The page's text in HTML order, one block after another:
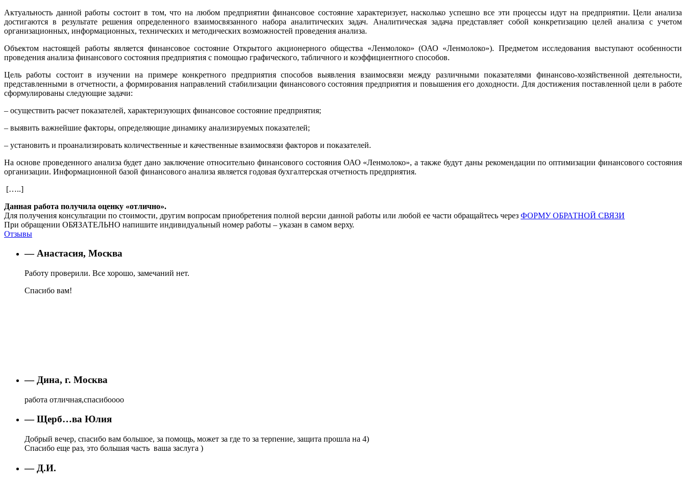
Актуальность данной работы состоит в том, что на любом предприятии финансовое состояние характеризует, насколько успешно все эти процессы идут на предприятии. Цели анализа
достигаются в результате решения определенного взаимосвязанного набора аналитических задач. Аналитическая задача представляет собой конкретизацию целей анализа с учетом
организационных, информационных, технических и методических возможностей проведения анализа.
Объектом настоящей работы является финансовое состояние Открытого акционерного общества «Ленмолоко» (ОАО «Ленмолоко»). Предметом исследования выступают особенности
проведения анализа финансового состояния предприятия с помощью графического, табличного и коэффициентного способов.
Цель работы состоит в изучении на примере конкретного предприятия способов выявления взаимосвязи между различными показателями финансово-хозяйственной деятельности,
представленными в отчетности, а формирования направлений стабилизации финансового состояния предприятия и повышения его доходности. Для достижения поставленной цели в работе
сформулированы следующие задачи:
– осуществить расчет показателей, характеризующих финансовое состояние предприятия;
– выявить важнейшие факторы, определяющие динамику анализируемых показателей;
– установить и проанализировать количественные и качественные взаимосвязи факторов и показателей.
На основе проведенного анализа будет дано заключение относительно финансового состояния ОАО «Ленмолоко», а также будут даны рекомендации по оптимизации финансового состояния
организации. Информационной базой финансового анализа является годовая бухгалтерская отчетность предприятия.
[…..]
Данная работа получила оценку «отлично».
Для получения консультации по стоимости, другим вопросам приобретения полной версии данной работы или любой ее части обращайтесь через ФОРМУ ОБРАТНОЙ СВЯЗИ
При обращении ОБЯЗАТЕЛЬНО напишите индивидуальный номер работы – указан в самом верху.
Отзывы
— Анастасия, Москва
Работу проверили. Все хорошо, замечаний нет.
Спасибо вам!
— Дина, г. Москва
работа отличная,спасибоооо
— Щерб…ва Юлия
Добрый вечер, спасибо вам большое, за помощь, может за где то за терпение, защита прошла на 4)
Спасибо еще раз, это большая часть ваша заслуга )
— Д.И.